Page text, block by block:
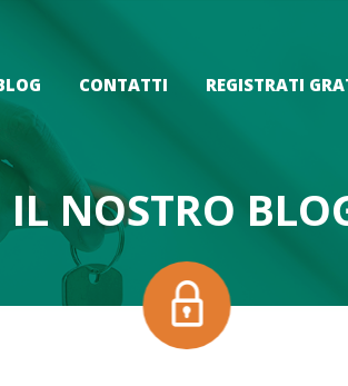
CONTATTI REGISTRATI
IL NOSTRO